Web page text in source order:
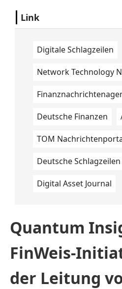
Link
Digitale Schlagzeilen
Network Technology
Deutsche Finanzen
TOM
Deutsche Schlagzeilen
Digital Asset Journal
Quantum
FinWeis-
der Leitung